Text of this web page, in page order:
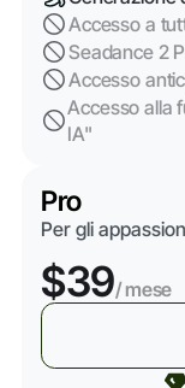
Accesso a
Seadance 2
Accesso
Accesso alla
IA"
Pro
Per gli
$39/ mese